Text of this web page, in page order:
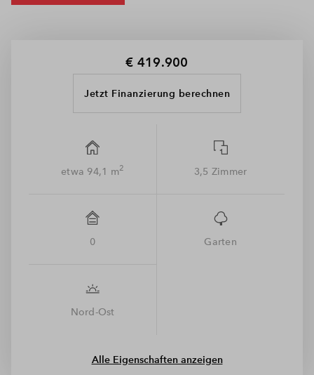
entspannen. Die Wohn-Oase inmitten der Stadt verwirklicht
€ 419.900
Jetzt Finanzierung berechnen
etwa 94,1 m2 3,5 Zimmer
0 Garten
Nord-Ost
Alle Eigenschaften anzeigen